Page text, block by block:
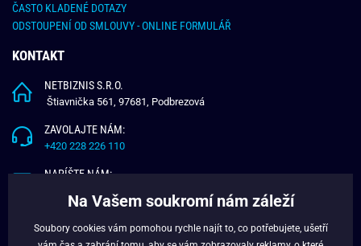
ČASTO KLADENÉ DOTAZY
ODSTOUPENÍ OD SMLOUVY - ONLINE FORMULÁŘ
KONTAKT
NETBIZNIS S.R.O.
Štiavnička 561, 97681, Podbrezová
ZAVOLAJTE NÁM:
+420 228 226 110
NAPÍŠTE NÁM:
Na Vašem soukromí nám záleží
Soubory cookies vám pomohou rychle najít to, co potřebujete, ušetří